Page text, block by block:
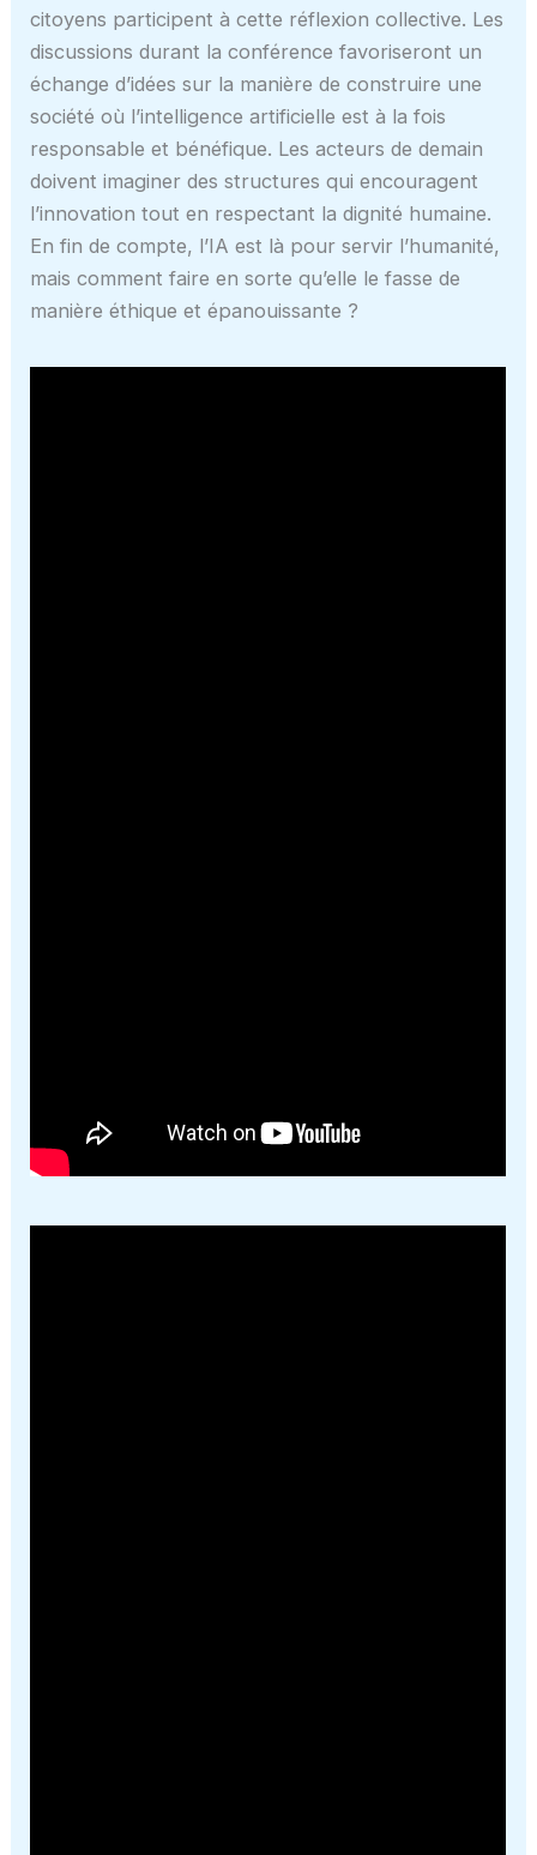
citoyens participent à cette réflexion collective. Les
discussions durant la conférence favoriseront un
échange d’idées sur la manière de construire une
société où l’intelligence artificielle est à la fois
responsable et bénéfique. Les acteurs de demain
doivent imaginer des structures qui encouragent
l’innovation tout en respectant la dignité humaine.
En fin de compte, l’IA est là pour servir l’humanité,
mais comment faire en sorte qu’elle le fasse de
manière éthique et épanouissante ?